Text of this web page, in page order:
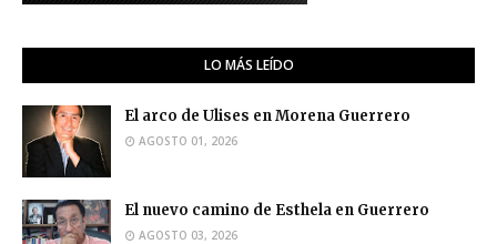
LO MÁS LEÍDO
El arco de Ulises en Morena Guerrero
AGOSTO 01, 2026
El nuevo camino de Esthela en Guerrero
AGOSTO 03, 2026